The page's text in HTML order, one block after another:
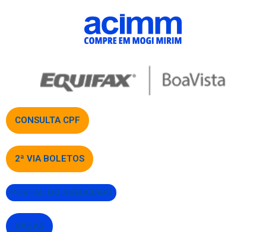
CONSULTA CPF
2ª VIA BOLETOS
PORTAL DO ASSOCIADO
VAGAS